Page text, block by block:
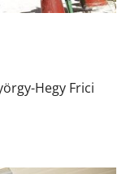
Hegy Frici